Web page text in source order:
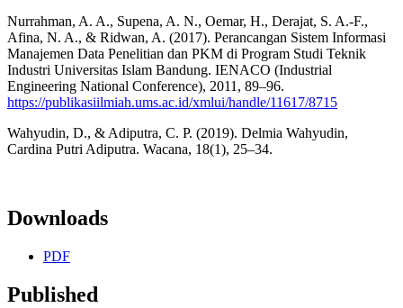
Nurrahman, A. A., Supena, A. N., Oemar, H., Derajat, S. A.-F.,
Afina, N. A., & Ridwan, A. (2017). Perancangan Sistem Informasi
Manajemen Data Penelitian dan PKM di Program Studi Teknik
Industri Universitas Islam Bandung. IENACO (Industrial
Engineering National Conference), 2011, 89–96.
https://publikasiilmiah.ums.ac.id/xmlui/handle/11617/8715
Wahyudin, D., & Adiputra, C. P. (2019). Delmia Wahyudin,
Cardina Putri Adiputra. Wacana, 18(1), 25–34.
Downloads
PDF
Published